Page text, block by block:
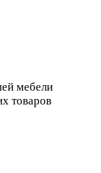
мебели
товаров